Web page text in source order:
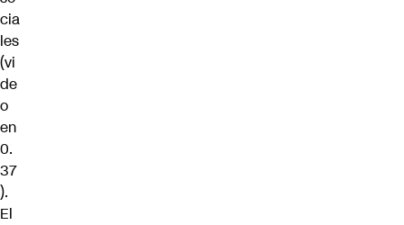
cia
les
(vi
de
o
en
0.
37
).
El